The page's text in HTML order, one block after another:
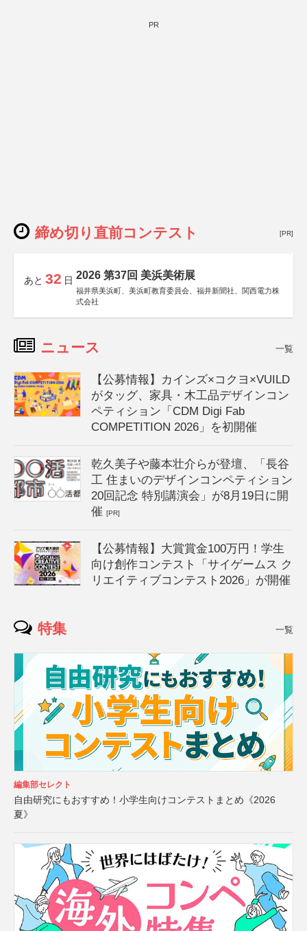
PR
締め切り直前コンテスト [PR]
あと 32 日 2026 第37回 美浜美術展
福井県美浜町、美浜町教育委員会、福井新聞社、関西電力株
式会社
ニュース 一覧
【公募情報】カインズ×コクヨ×VUILD
がタッグ、家具・木工品デザインコン
ペティション「CDM Digi Fab
COMPETITION 2026」を初開催
乾久美子や藤本壮介らが登壇、「長谷
工 住まいのデザインコンペティション
20回記念 特別講演会」が8月19日に開
催[PR]
【公募情報】大賞賞金100万円！学生
向け創作コンテスト「サイゲームス ク
リエイティブコンテスト2026」が開催
特集 一覧
編集部セレクト
自由研究にもおすすめ！小学生向けコンテストまとめ《2026
夏》